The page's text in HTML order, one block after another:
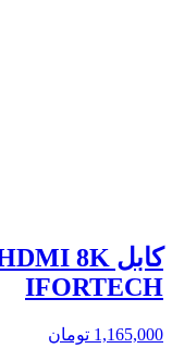
IFORTECH
1,165,000 تومان